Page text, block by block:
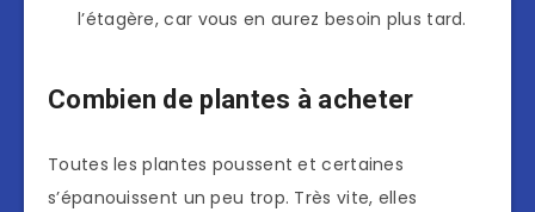
l’étagère, car vous en aurez besoin plus tard.
Combien de plantes à acheter
Toutes les plantes poussent et certaines
s’épanouissent un peu trop. Très vite, elles